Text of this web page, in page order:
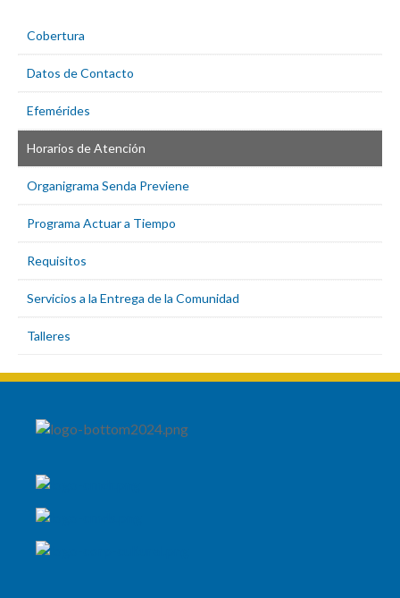
Cobertura
Datos de Contacto
Efemérides
Horarios de Atención
Organigrama Senda Previene
Programa Actuar a Tiempo
Requisitos
Servicios a la Entrega de la Comunidad
Talleres